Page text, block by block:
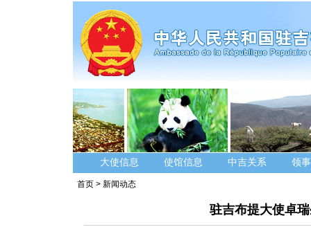
大使信息 使馆信息 中吉关系 领
首页 > 新闻动态
驻吉布提大使卓